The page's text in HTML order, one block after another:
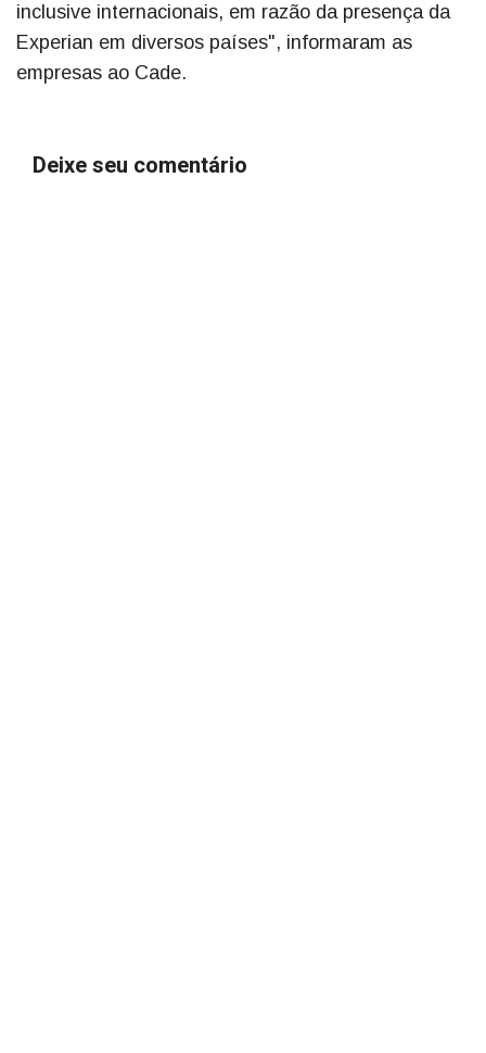
inclusive internacionais, em razão da presença da
Experian em diversos países", informaram as
empresas ao Cade.
Deixe seu comentário